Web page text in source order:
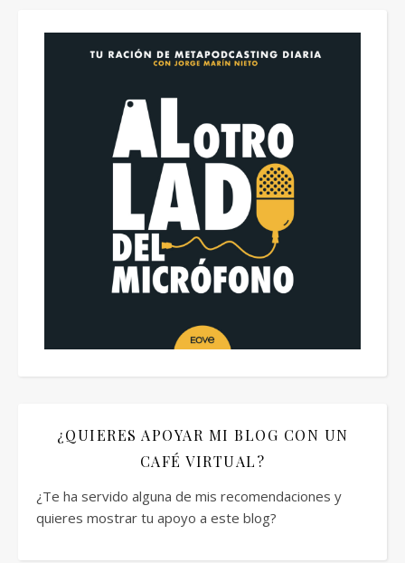
¿QUIERES APOYAR MI BLOG CON UN
CAFÉ VIRTUAL?
¿Te ha servido alguna de mis recomendaciones y
quieres mostrar tu apoyo a este blog?